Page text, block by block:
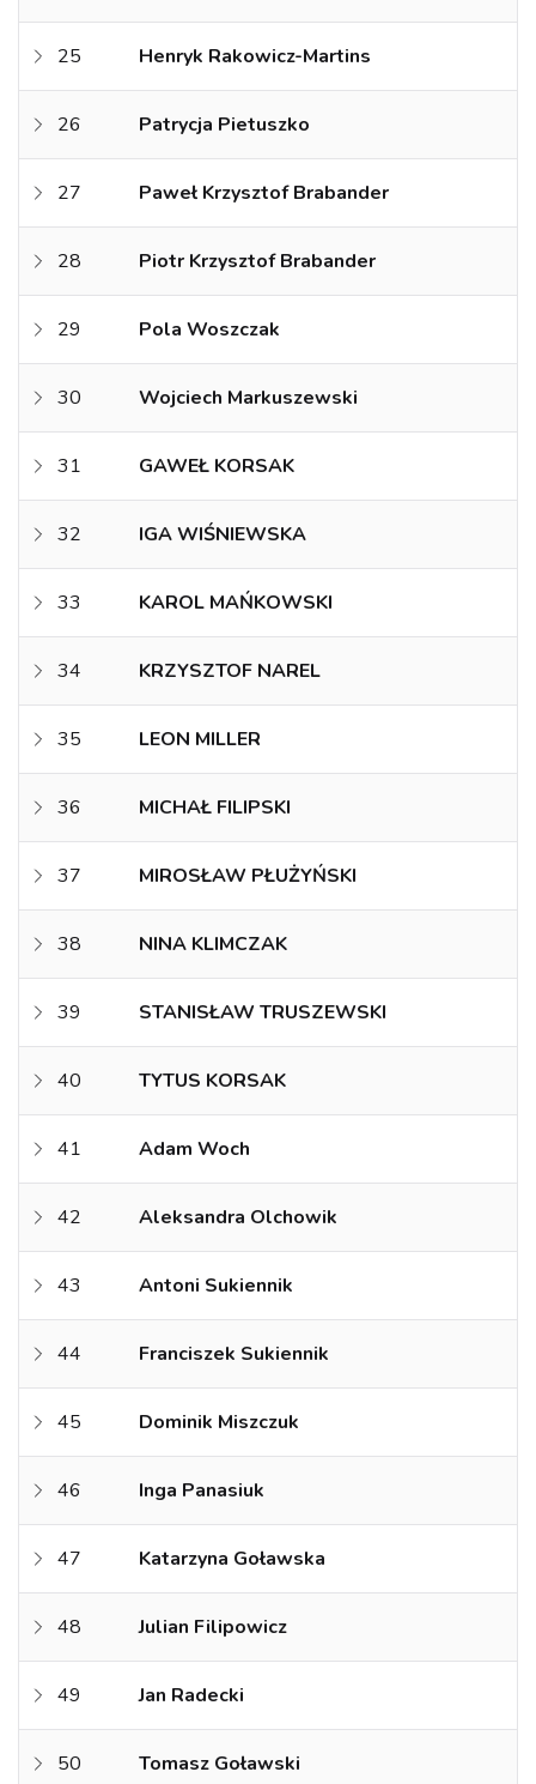
25 Henryk Rakowicz-Martins
26 Patrycja Pietuszko
27 Paweł Krzysztof Brabander
28 Piotr Krzysztof Brabander
29 Pola Woszczak
30 Wojciech Markuszewski
31 GAWEŁ KORSAK
32 IGA WIŚNIEWSKA
33 KAROL MAŃKOWSKI
34 KRZYSZTOF NAREL
35 LEON MILLER
36 MICHAŁ FILIPSKI
37 MIROSŁAW PŁUŻYŃSKI
38 NINA KLIMCZAK
39 STANISŁAW TRUSZEWSKI
40 TYTUS KORSAK
41 Adam Woch
42 Aleksandra Olchowik
43 Antoni Sukiennik
44 Franciszek Sukiennik
45 Dominik Miszczuk
46 Inga Panasiuk
47 Katarzyna Goławska
48 Julian Filipowicz
49 Jan Radecki
50 Tomasz Goławski